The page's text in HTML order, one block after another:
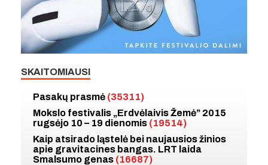
SKAITOMIAUSI
Pasakų prasmė (35311)
Mokslo festivalis „Erdvėlaivis Žemė” 2015
rugsėjo 10 – 19 dienomis (19514)
Kaip atsirado ląstelė bei naujausios žinios
apie gravitacines bangas. LRT laida
Smalsumo genas (16687)